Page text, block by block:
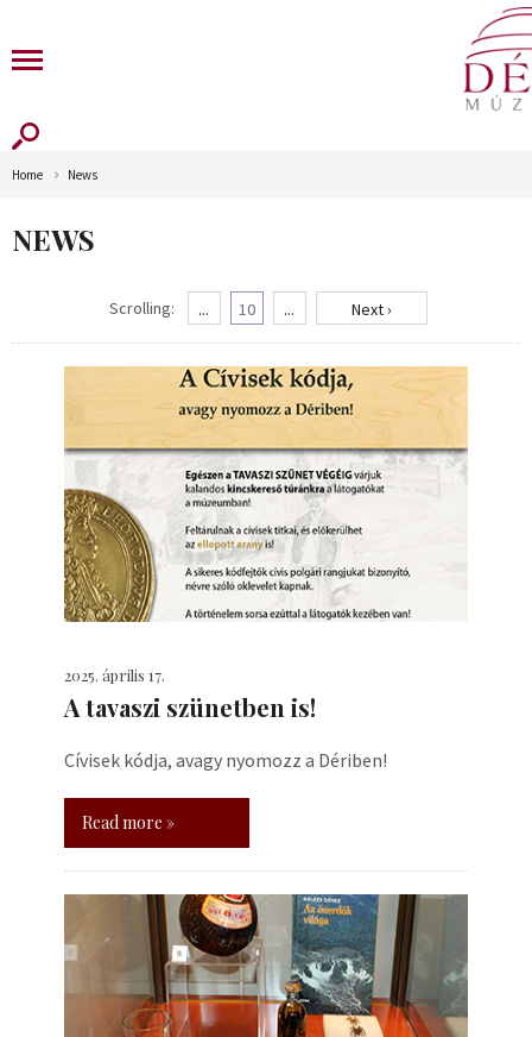
Home News
NEWS
Scrolling: ... 10 ... Next ›
2025. április 17.
A tavaszi szünetben is!
Cívisek kódja, avagy nyomozz a Dériben!
Read more »